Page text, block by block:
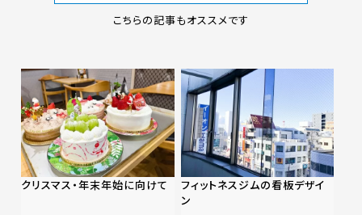
こちらの記事もオススメです
クリスマス・年末年始に向けて
フィットネスジムの看板デザイ
ン